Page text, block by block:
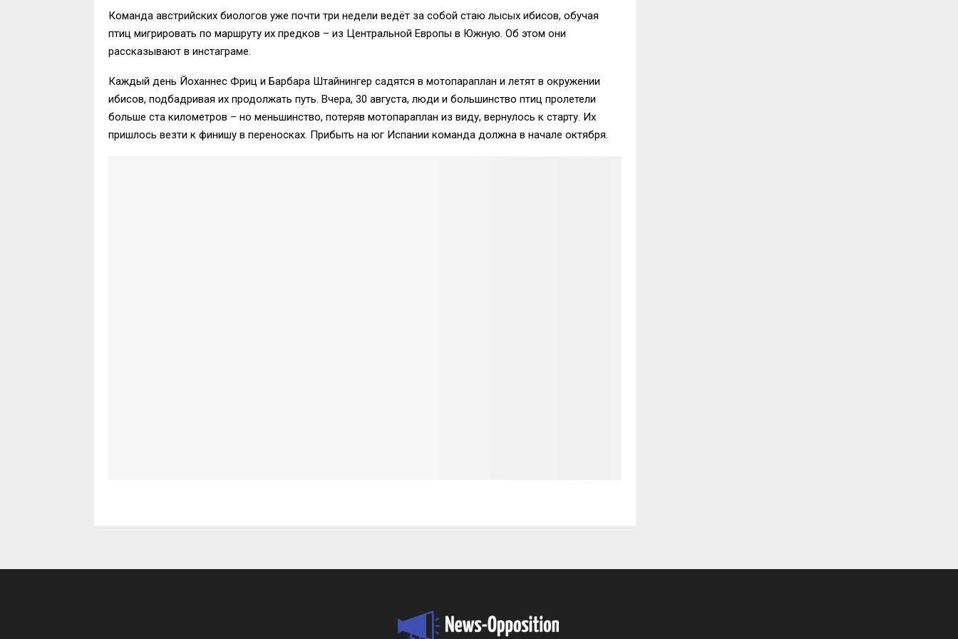
Команда австрийских биологов уже почти три недели ведёт за собой стаю лысых ибисов, обучая
птиц мигрировать по маршруту их предков – из Центральной Европы в Южную. Об этом они
рассказывают в инстаграме.
Каждый день Йоханнес Фриц и Барбара Штайнингер садятся в мотопараплан и летят в окружении
ибисов, подбадривая их продолжать путь. Вчера, 30 августа, люди и большинство птиц пролетели
больше ста километров – но меньшинство, потеряв мотопараплан из виду, вернулось к старту. Их
пришлось везти к финишу в переносках. Прибыть на юг Испании команда должна в начале октября.